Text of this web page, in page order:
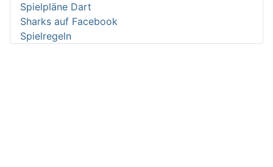
Spielpläne Dart
Sharks auf Facebook
Spielregeln